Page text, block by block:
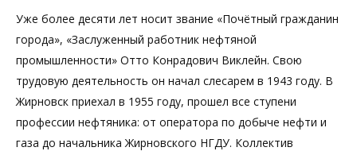
Уже более десяти лет носит звание «Почётный гражданин
города», «Заслуженный работник нефтяной
промышленности» Отто Конрадович Виклейн. Свою
трудовую деятельность он начал слесарем в 1943 году. В
Жирновск приехал в 1955 году, прошел все ступени
профессии нефтяника: от оператора по добыче нефти и
газа до начальника Жирновского НГДУ. Коллектив